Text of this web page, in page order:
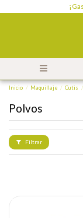
Inicio Maquillaje Cutis
Polvos
Filtrar